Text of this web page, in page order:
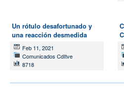
Un rótulo desafortunado y
una reacción desmedida
Feb 11, 2021
Comunicados CdItve
8718